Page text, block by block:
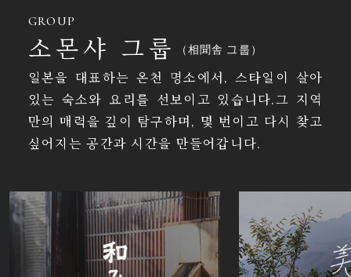
GROUP
소몬샤 그룹 （相聞舎 그룹）
일본을 대표하는 온천 명소에서, 스타일이 살아
있는 숙소와 요리를 선보이고 있습니다.그 지역
만의 매력을 깊이 탐구하며, 몇 번이고 다시 찾고
싶어지는 공간과 시간을 만들어갑니다.